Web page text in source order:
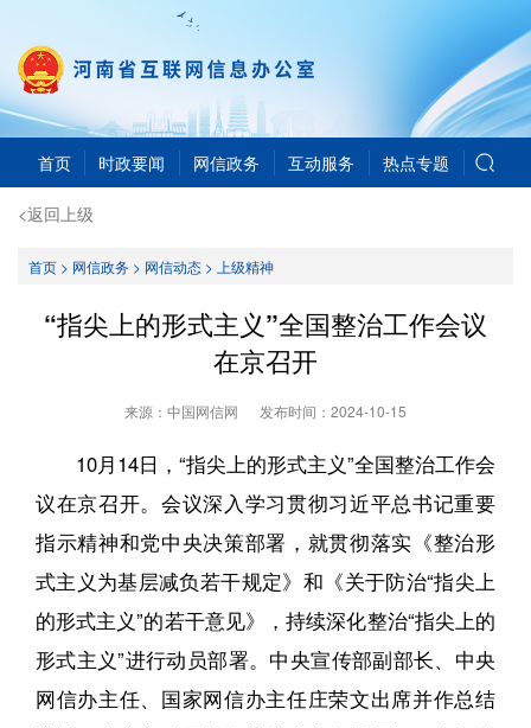
首页 时政要闻 网信政务 互动服务 热点专题
<返回上级
首页> 网信政务> 网信动态> 上级精神
“指尖上的形式主义”全国整治工作会议
在京召开
来源：中国网信网 发布时间： 2024-10-15
10月14日，“指尖上的形式主义”全国整治工作会
议在京召开。会议深入学习贯彻习近平总书记重要
指示精神和党中央决策部署，就贯彻落实《整治形
式主义为基层减负若干规定》和《关于防治“指尖上
的形式主义”的若干意见》，持续深化整治“指尖上的
形式主义”进行动员部署。中央宣传部副部长、中央
网信办主任、国家网信办主任庄荣文出席并作总结